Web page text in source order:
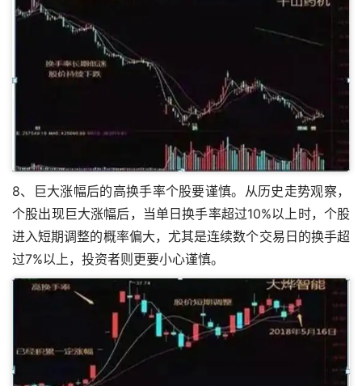
8、巨大涨幅后的高换手率个股要谨慎。从历史走势观察，
个股出现巨大涨幅后，当单日换手率超过10%以上时，个股
进入短期调整的概率偏大，尤其是连续数个交易日的换手超
过7%以上，投资者则更要小心谨慎。